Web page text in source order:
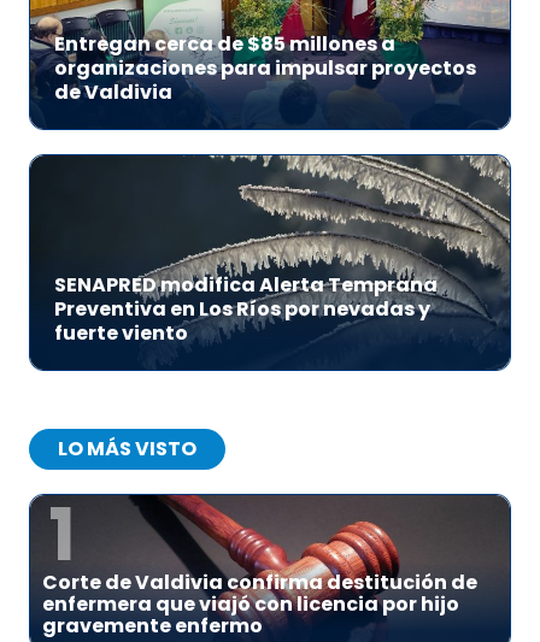
Entregan cerca de $85 millones a
organizaciones para impulsar proyectos
de Valdivia
SENAPRED modifica Alerta Temprana
Preventiva en Los Ríos por nevadas y
fuerte viento
LO MÁS VISTO
1
Corte de Valdivia confirma destitución de
enfermera que viajó con licencia por hijo
gravemente enfermo